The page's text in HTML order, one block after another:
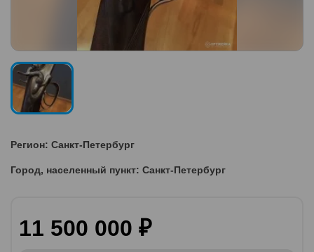
Регион: Санкт-Петербург
Город, населенный пункт: Санкт-Петербург
11 500 000 ₽